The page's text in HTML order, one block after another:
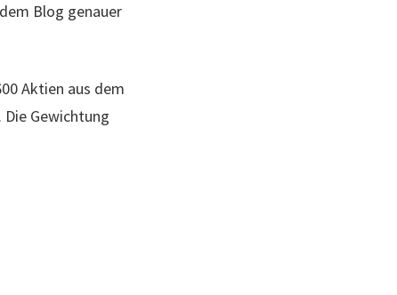
Blog genauer
Aktien aus dem
. Die Gewichtung